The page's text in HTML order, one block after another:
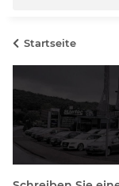
Startseite